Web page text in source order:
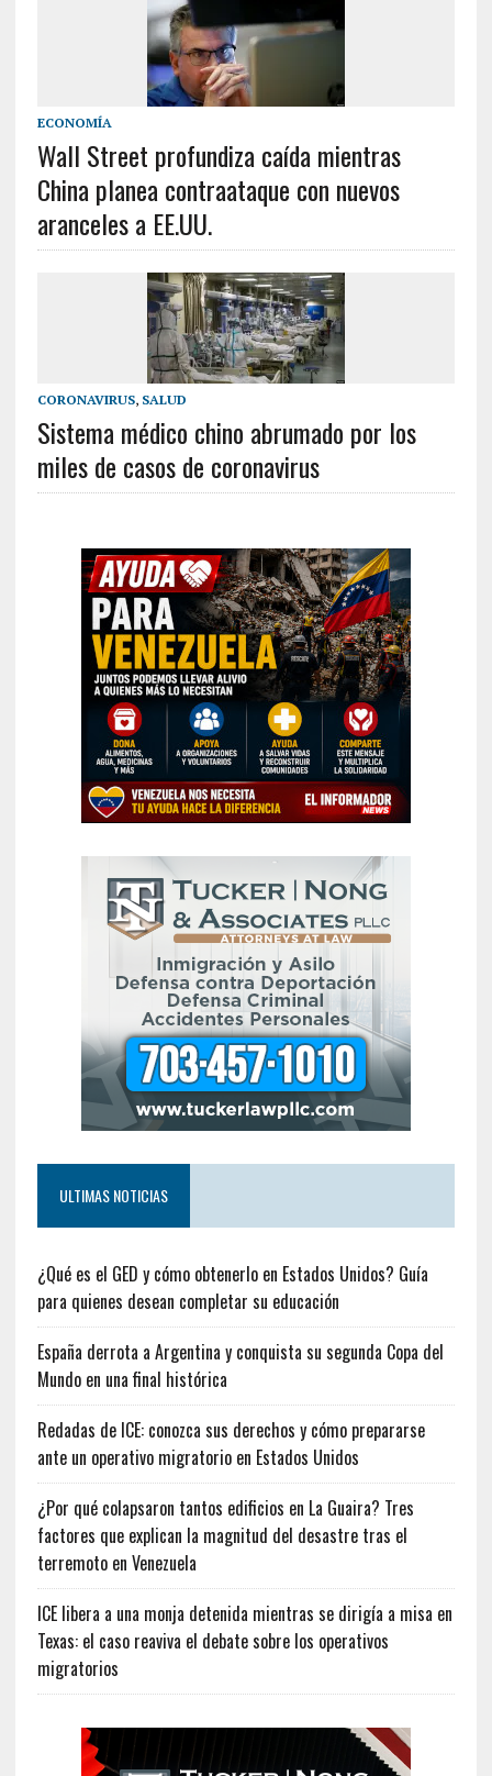
ECONOMÍA
Wall Street profundiza caída mientras
China planea contraataque con nuevos
aranceles a EE.UU.
CORONAVIRUS, SALUD
Sistema médico chino abrumado por los
miles de casos de coronavirus
ULTIMAS NOTICIAS
¿Qué es el GED y cómo obtenerlo en Estados Unidos? Guía
para quienes desean completar su educación
España derrota a Argentina y conquista su segunda Copa del
Mundo en una final histórica
Redadas de ICE: conozca sus derechos y cómo prepararse
ante un operativo migratorio en Estados Unidos
¿Por qué colapsaron tantos edificios en La Guaira? Tres
factores que explican la magnitud del desastre tras el
terremoto en Venezuela
ICE libera a una monja detenida mientras se dirigía a misa en
Texas: el caso reaviva el debate sobre los operativos
migratorios